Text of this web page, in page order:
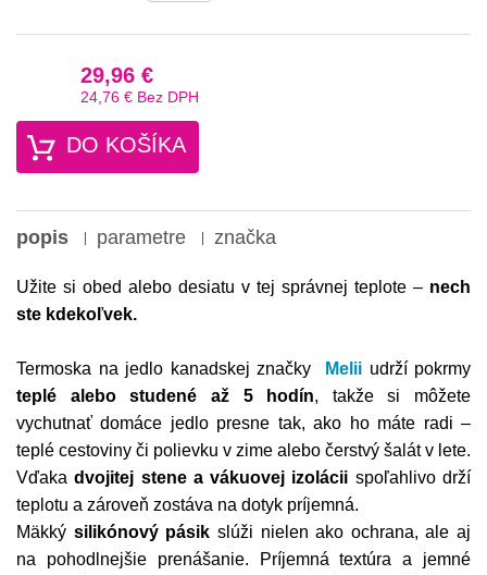
29,96 €
24,76 € Bez DPH
DO KOŠÍKA
popis parametre značka
Užite si obed alebo desiatu v tej správnej teplote – nech
ste kdekoľvek.
Termoska na jedlo kanadskej značky Melii udrží pokrmy
teplé alebo studené až 5 hodín, takže si môžete
vychutnať domáce jedlo presne tak, ako ho máte radi –
teplé cestoviny či polievku v zime alebo čerstvý šalát v lete.
Vďakadvojitej stene a vákuovej izolácii spoľahlivo drží
teplotu a zároveň zostáva na dotyk príjemná.
Mäkký silikónový pásik slúži nielen ako ochrana, ale aj
na pohodlnejšie prenášanie. Príjemná textúra a jemné